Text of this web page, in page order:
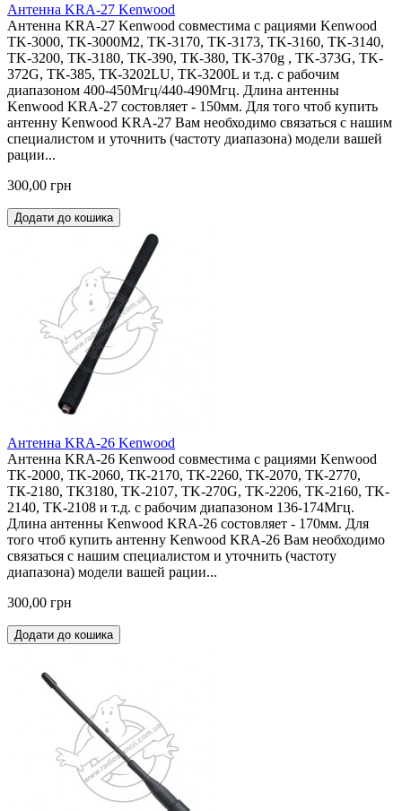
Антенна KRA-27 Kenwood
Антенна KRA-27 Kenwood совместима с рациями Kenwood
TK-3000, TK-3000М2, TK-3170, TK-3173, TK-3160, TK-3140,
TK-3200, TK-3180, TK-390, ТК-380, ТК-370g , TK-373G, TK-
372G, ТК-385, ТК-3202LU, TK-3200L и т.д. с рабочим
диапазоном 400-450Мгц/440-490Мгц. Длина антенны
Kenwood KRA-27 состовляет - 150мм. Для того чтоб купить
антенну Kenwood KRA-27 Вам необходимо связаться с нашим
специалистом и уточнить (частоту диапазона) модели вашей
рации...
300,00 грн
Додати до кошика
Антенна KRA-26 Kenwood
Антенна KRA-26 Kenwood совместима с рациями Kenwood
TK-2000, TK-2060, ТК-2170, ТК-2260, ТК-2070, ТК-2770,
ТК-2180, ТК3180, TK-2107, TK-270G, TK-2206, TK-2160, TK-
2140, TK-2108 и т.д. с рабочим диапазоном 136-174Мгц.
Длина антенны Kenwood KRA-26 состовляет - 170мм. Для
того чтоб купить антенну Kenwood KRA-26 Вам необходимо
связаться с нашим специалистом и уточнить (частоту
диапазона) модели вашей рации...
300,00 грн
Додати до кошика